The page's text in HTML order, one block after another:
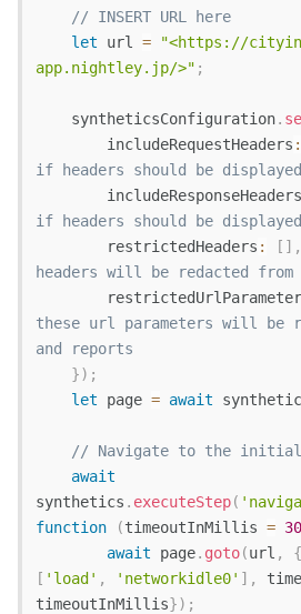
// INSERT URL here
let url =
"<https://
app.nightley.jp/>" ;
    syntheticsConfiguration
.
includeRequestHeaders :
if headers should be
includeResponseHeaders
if headers should be
restrictedHeaders : [ ] ,
headers will be redacted
these url parameters will be
and reports
}) ;
let page = await
// Navigate to the
await
synthetics . executeStep(
function
(timeoutInMillis =
await page. goto(url , {
[ 'load' , 'networkidle0' ] ,
timeoutInMillis}) ;